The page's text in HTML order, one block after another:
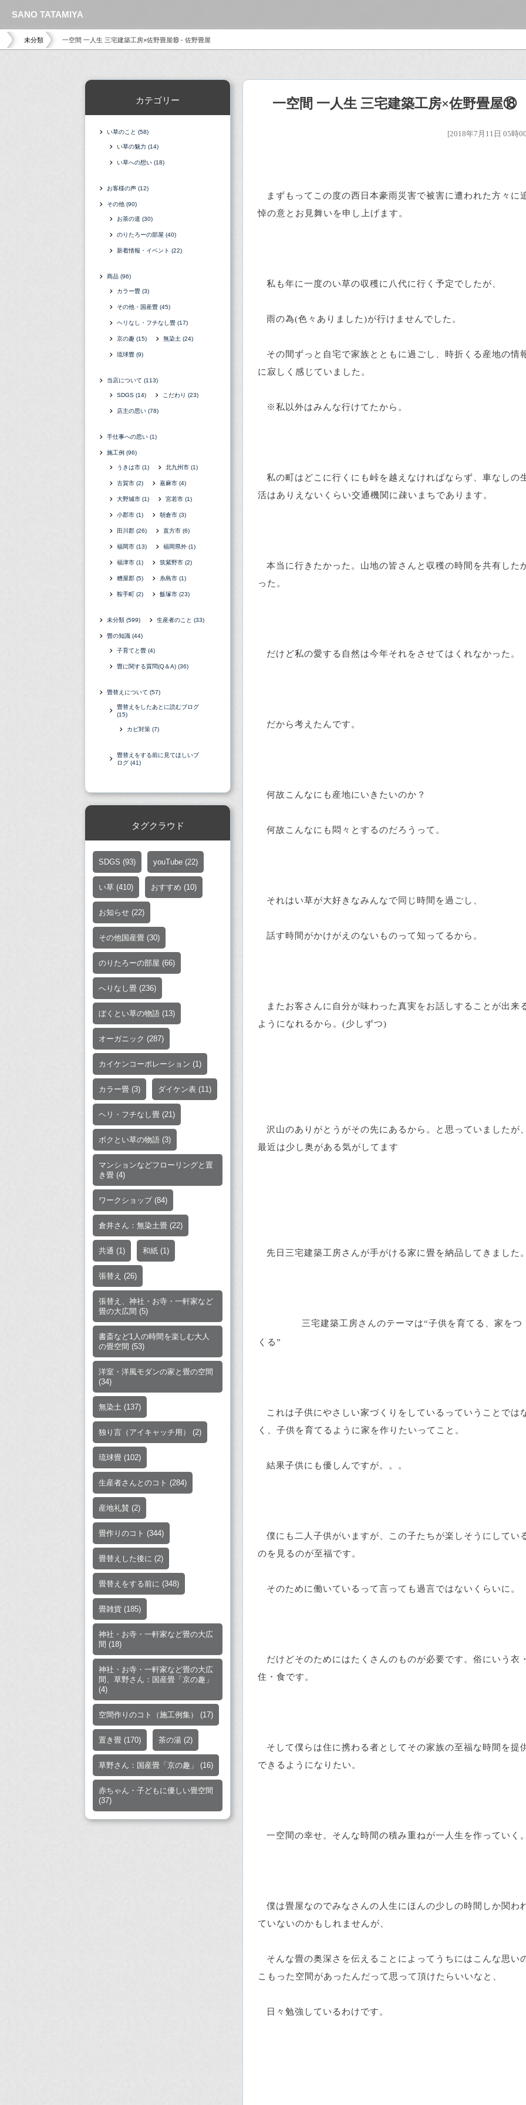
未分類 一空間 一人生 三宅建築工房×佐野畳屋⑱ - 佐野畳屋
一空間 一人生 三宅建築工房×佐野畳屋⑱
[2018年7月11日 05時
まずもってこの度の西日本豪雨災害で被害に遭われた方々に
悼の意とお見舞いを申し上げます。
私も年に一度のい草の収穫に八代に行く予定でしたが、
雨の為(色々ありました)が行けませんでした。
その間ずっと自宅で家族とともに過ごし、時折くる産地の情
に寂しく感じていました。
※私以外はみんな行けてたから。
私の町はどこに行くにも峠を越えなければならず、車なしの
活はありえないくらい交通機関に疎いまちであります。
本当に行きたかった。山地の皆さんと収穫の時間を共有した
った。
だけど私の愛する自然は今年それをさせてはくれなかった。
だから考えたんです。
何故こんなにも産地にいきたいのか？
何故こんなにも悶々とするのだろうって。
それはい草が大好きなみんなで同じ時間を過ごし、
話す時間がかけがえのないものって知ってるから。
またお客さんに自分が味わった真実をお話しすることが出来
ようになれるから。(少しずつ)
沢山のありがとうがその先にあるから。と思っていましたが
最近は少し奥がある気がしてます
先日三宅建築工房さんが手がける家に畳を納品してきました
三宅建築工房さんのテーマは“子供を育てる、家をつ
くる”
これは子供にやさしい家づくりをしているっていうことでは
く、子供を育てるように家を作りたいってこと。
結果子供にも優しんですが。。。
僕にも二人子供がいますが、この子たちが楽しそうにしてい
のを見るのが至福です。
そのために働いているって言っても過言ではないくらいに。
だけどそのためにはたくさんのものが必要です。俗にいう衣
住・食です。
そして僕らは住に携わる者としてその家族の至福な時間を提
できるようになりたい。
一空間の幸せ。そんな時間の積み重ねが一人生を作っていく
僕は畳屋なのでみなさんの人生にほんの少しの時間しか関わ
ていないのかもしれませんが、
そんな畳の奥深さを伝えることによってうちにはこんな思い
こもった空間があったんだって思って頂けたらいいなと、
日々勉強しているわけです。
カテゴリー
い草のこと(58)
い草の魅力(14)
い草への想い(18)
お客様の声(12)
その他(90)
お茶の道(30)
のりたろーの部屋(40)
新着情報・イベント(22)
商品(96)
カラー畳(3)
その他・国産畳(45)
ヘリなし・フチなし畳(17)
京の趣(15) 無染土(24)
琉球畳(9)
当店について(113)
SDGS(14) こだわり(23)
店主の思い(78)
手仕事への思い(1)
施工例(96)
うきは市(1) 北九州市(1)
古賀市(2) 嘉麻市(4)
大野城市(1) 宮若市(1)
小郡市(1) 朝倉市(3)
田川郡(26) 直方市(6)
福岡市(13) 福岡県外(1)
福津市(1) 筑紫野市(2)
糟屋郡(5) 糸島市(1)
鞍手町(2) 飯塚市(23)
未分類(599) 生産者のこと(33)
畳の知識(44)
子育てと畳(4)
畳に関する質問(Q＆A)(36)
畳替えについて(57)
畳替えをしたあとに読むブログ
(15)
カビ対策(7)
畳替えをする前に見てほしいブ
ログ(41)
タグクラウド
SDGS (93) youTube (22)
い草 (410) おすすめ (10)
お知らせ (22)
その他国産畳 (30)
のりたろーの部屋 (66)
へりなし畳 (236)
ぼくとい草の物語 (13)
オーガニック (287)
カイケンコーポレーション (1)
カラー畳 (3) ダイケン表 (11)
ヘリ・フチなし畳 (21)
ボクとい草の物語 (3)
マンションなどフローリングと置
き畳 (4)
ワークショップ(84)
倉井さん：無染土畳 (22)
共通 (1) 和紙 (1)
張替え (26)
張替え、神社・お寺・一軒家など
畳の大広間 (5)
書斎など1人の時間を楽しむ大人
の畳空間 (53)
洋室・洋風モダンの家と畳の空間
(34)
無染土 (137)
独り言（アイキャッチ用） (2)
琉球畳 (102)
生産者さんとのコト (284)
産地礼賛 (2)
畳作りのコト (344)
畳替えした後に (2)
畳替えをする前に (348)
畳雑貨 (185)
神社・お寺・一軒家など畳の大広
間 (18)
神社・お寺・一軒家など畳の大広
間、草野さん：国産畳「京の趣」
(4)
空間作りのコト（施工例集） (17)
置き畳 (170) 茶の湯 (2)
草野さん：国産畳「京の趣」 (16)
赤ちゃん・子どもに優しい畳空間
(37)
SANO TATAMIYA